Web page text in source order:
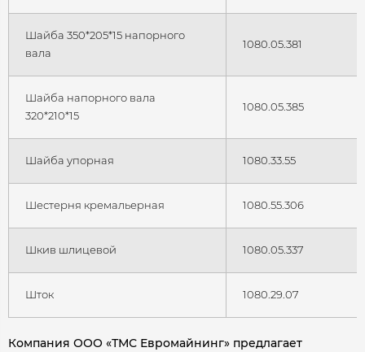
Шайба 350*205*15 напорного
вала
1080.05.381
Шайба напорного вала
320*210*15
1080.05.385
Шайба упорная 1080.33.55
Шестерня кремальерная 1080.55.306
Шкив шлицевой 1080.05.337
Шток 1080.29.07
Компания ООО «ТМС Евромайнинг» предлагает